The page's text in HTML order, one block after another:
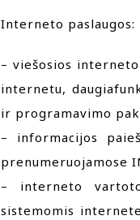
Interneto paslaugos:
– viešosios
internetu,
ir programavimo
– informacijos
prenumeruojamose
– interneto
sistemomis